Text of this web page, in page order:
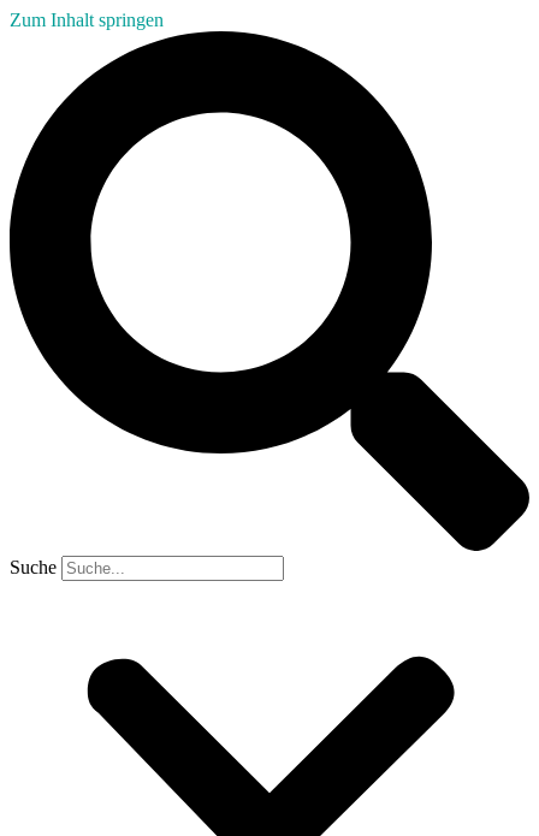
Zum Inhalt springen
Suche